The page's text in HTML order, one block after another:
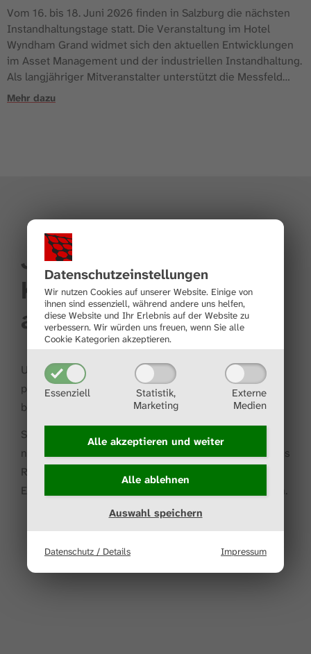
Datenschutz­einstellungen
Wir nutzen Cookies auf unserer Website. Einige von
ihnen sind essenziell, während andere uns helfen,
diese Website und Ihr Erlebnis auf der Website zu
verbessern. Wir würden uns freuen, wenn Sie alle
Cookie Kategorien akzeptieren.
Essenziell
Statistik,
Marketing
Externe
Medien
Alle akzeptieren und weiter
Alle ablehnen
Auswahl speichern
Datenschutz / Details Impressum
Vom 16. bis 18. Juni 2026 finden in Salzburg die nächsten
Instandhaltungstage statt. Die Veranstaltung im Hotel
Wyndham Grand widmet sich den aktuellen Entwicklungen
im Asset Management und der industriellen Instandhaltung.
Als langjähriger Mitveranstalter unterstützt die Messfeld
GmbH auch 2026 die inhaltliche Ausrichtung dieses
Mehr dazu
Jetzt
Kontakt
aufnehmen
Unser Supportteam hilft Ihnen telefonisch oder
persönlich weiter, sollten Sie Hilfe bei der Installation
benötigen.
Sollten tiefergreifende Analysen Ihrer Daten
notwendig sein, können wir Ihnen auch umfangreiches
Reporting Ihrer Messdaten anbieten und individuelle
Einschätzungen zum Zustand Ihrer Maschinen treffen.
Jetzt anfragen